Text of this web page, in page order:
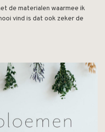
de materialen waarmee ik
vind is dat ook zeker de